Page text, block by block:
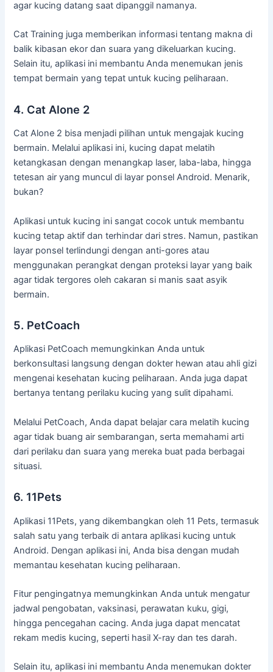
agar kucing datang saat dipanggil namanya.
Cat Training juga memberikan informasi tentang makna di
balik kibasan ekor dan suara yang dikeluarkan kucing.
Selain itu, aplikasi ini membantu Anda menemukan jenis
tempat bermain yang tepat untuk kucing peliharaan.
4. Cat Alone 2
Cat Alone 2 bisa menjadi pilihan untuk mengajak kucing
bermain. Melalui aplikasi ini, kucing dapat melatih
ketangkasan dengan menangkap laser, laba-laba, hingga
tetesan air yang muncul di layar ponsel Android. Menarik,
bukan?
Aplikasi untuk kucing ini sangat cocok untuk membantu
kucing tetap aktif dan terhindar dari stres. Namun, pastikan
layar ponsel terlindungi dengan anti-gores atau
menggunakan perangkat dengan proteksi layar yang baik
agar tidak tergores oleh cakaran si manis saat asyik
bermain.
5. PetCoach
Aplikasi PetCoach memungkinkan Anda untuk
berkonsultasi langsung dengan dokter hewan atau ahli gizi
mengenai kesehatan kucing peliharaan. Anda juga dapat
bertanya tentang perilaku kucing yang sulit dipahami.
Melalui PetCoach, Anda dapat belajar cara melatih kucing
agar tidak buang air sembarangan, serta memahami arti
dari perilaku dan suara yang mereka buat pada berbagai
situasi.
6. 11Pets
Aplikasi 11Pets, yang dikembangkan oleh 11 Pets, termasuk
salah satu yang terbaik di antara aplikasi kucing untuk
Android. Dengan aplikasi ini, Anda bisa dengan mudah
memantau kesehatan kucing peliharaan.
Fitur pengingatnya memungkinkan Anda untuk mengatur
jadwal pengobatan, vaksinasi, perawatan kuku, gigi,
hingga pencegahan cacing. Anda juga dapat mencatat
rekam medis kucing, seperti hasil X-ray dan tes darah.
Selain itu, aplikasi ini membantu Anda menemukan dokter